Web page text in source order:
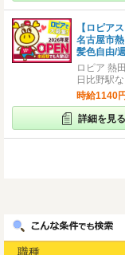
【ロピア
名古屋市
髪色自由/
ロピア 熱
日比野駅
時給1140
詳細を見る
職種